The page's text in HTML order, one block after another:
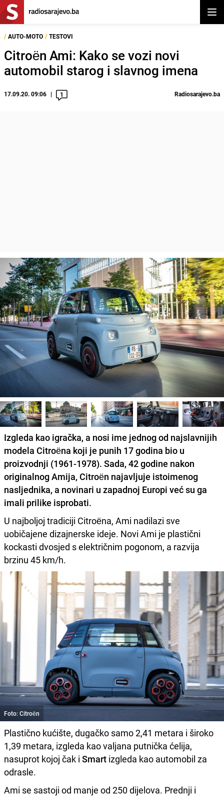
/ AUTO-MOTO / TESTOVI
Citroën Ami: Kako se vozi novi
automobil starog i slavnog imena
17.09.20. 09:06 1 Radiosarajevo.ba
Izgleda kao igračka, a nosi ime jednog od najslavnijih
modela Citroëna koji je punih 17 godina bio u
proizvodnji (1961-1978). Sada, 42 godine nakon
originalnogAmija, Citroën najavljuje istoimenog
nasljednika, a novinari u zapadnoj Europi već su ga
imali prilike isprobati.
U najboljoj tradiciji Citroëna, Ami nadilazi sve
uobičajene dizajnerske ideje. Novi Ami je plastični
kockasti dvosjed s električnim pogonom, a razvija
brzinu 45 km/h.
Foto: Citroën
Plastično kućište, dugačko samo 2,41 metara i široko
1,39 metara, izgleda kao valjana putnička ćelija,
nasuprot kojoj čak i Smart izgleda kao automobil za
odrasle.
Ami se sastoji od manje od 250 dijelova. Prednji i